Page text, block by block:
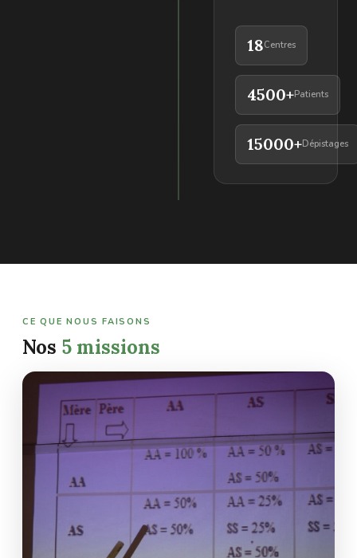
18Centres
4500+Patients
15000+Dépistages
CE QUE NOUS FAISONS
Nos 5 missions